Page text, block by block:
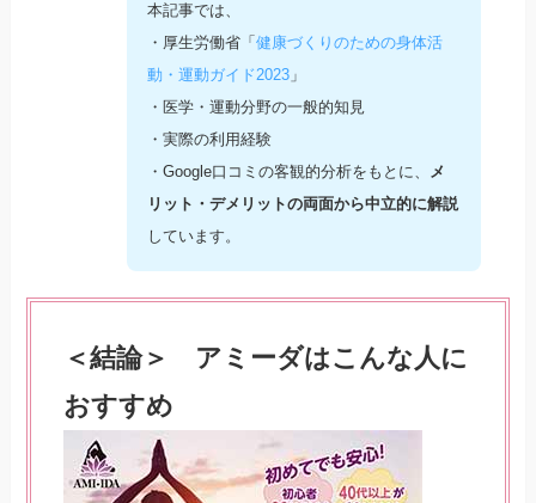
本記事では、
・厚生労働省「健康づくりのための身体活
動・運動ガイド2023 」
・医学・運動分野の一般的知見
・実際の利用経験
・Google口コミの客観的分析をもとに、 メ
リット・デメリットの両面から中立的に解説
しています。
＜結論＞ アミーダはこんな人に
おすすめ